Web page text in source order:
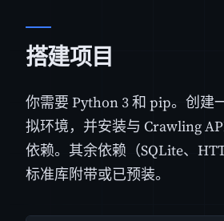
搭建项目
你需要 Python 3 和 pip。创建
拟环境，并安装与 Crawling
依赖。其余依赖（SQLite、
标准库附带或已预装。